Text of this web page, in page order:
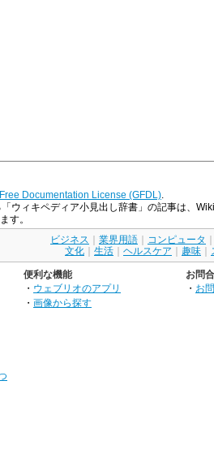
Documentation License (GFDL)
ウィキペディア小見出し辞書」の記事は、
す。
ビジネス 業界用語 コンピュータ
文化
生活 ヘルスケア 趣味
便利な機能
・ ウェブリオのアプリ
・ 画像から探す
お問
・ お